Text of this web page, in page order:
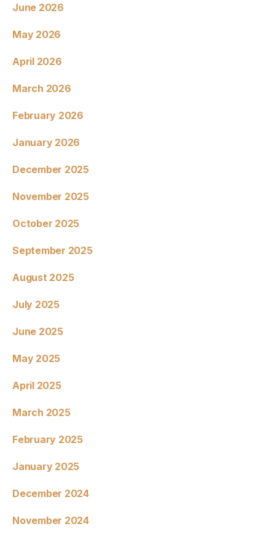
June 2026
May 2026
April 2026
March 2026
February 2026
January 2026
December 2025
November 2025
October 2025
September 2025
August 2025
July 2025
June 2025
May 2025
April 2025
March 2025
February 2025
January 2025
December 2024
November 2024